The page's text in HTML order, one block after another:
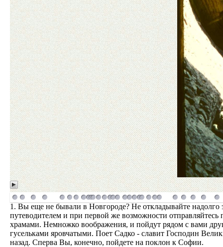
1. Вы еще не бывали в Новгороде? Не откладывайте надолго
путеводителем и при первой же возможности
храмами. Немножко воображения, и пойдут рядом с вами
гусельками яровчатыми. Поет Садко - славит Господин
назад. Сперва Вы, конечно, пойдете на поклон к Софии.